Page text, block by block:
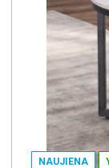
NAUJIENA